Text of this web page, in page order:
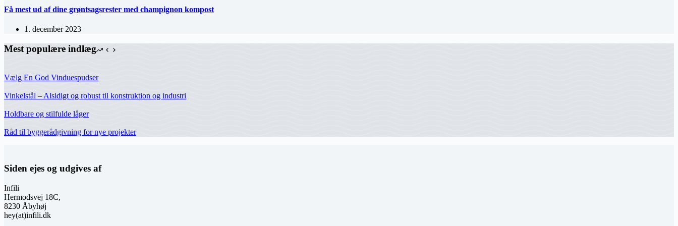
Få mest ud af dine grøntsagsrester med champignon kompost
1. december 2023
Mest populære indlæg
Vælg En God Vinduespudser
Vinkelstål – Alsidigt og robust til konstruktion og industri
Holdbare og stilfulde låger
Råd til byggerådgivning for nye projekter
Siden ejes og udgives af
Infili
Hermodsvej 18C,
8230 Åbyhøj
hey(at)infili.dk